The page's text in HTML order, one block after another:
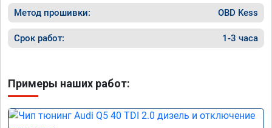
Метод прошивки: OBD Kess
Срок работ: 1-3 часа
Примеры наших работ: